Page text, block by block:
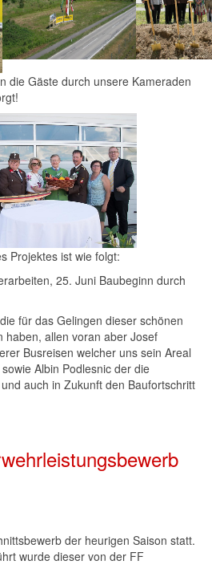
die Gäste durch unsere Kameraden
Projektes ist wie folgt:
25. Juni Baubeginn durch
für das Gelingen dieser schönen
haben, allen voran aber Josef
Busreisen welcher uns sein Areal
Albin Podlesnic der die
auch in Zukunft den Baufortschritt
der heurigen Saison statt.
wurde dieser von der FF